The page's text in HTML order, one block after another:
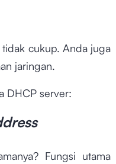
cukup. Anda juga
jaringan.
DHCP server:
Fungsi utama